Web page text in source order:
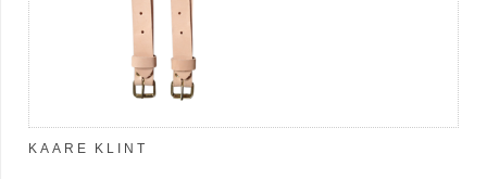
KAARE KLINT